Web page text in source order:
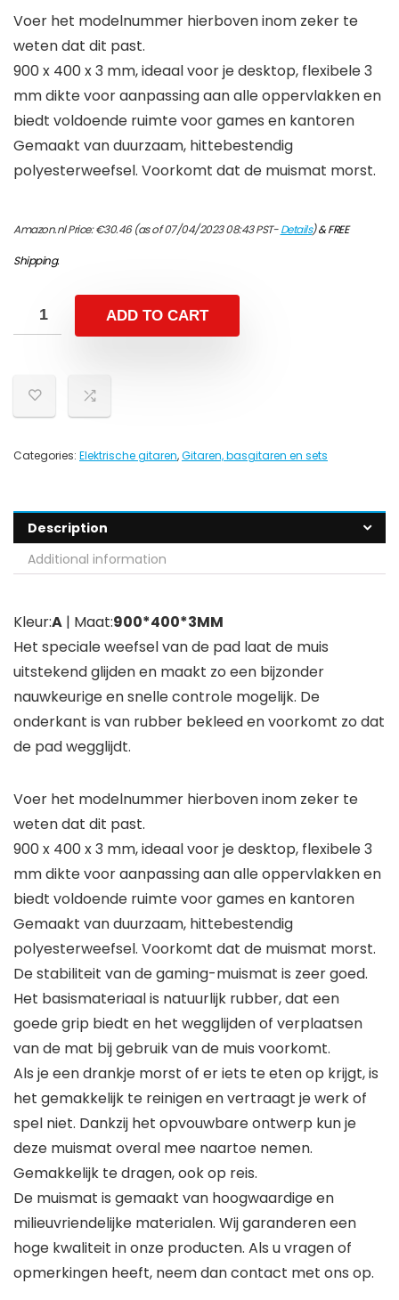
Voer het modelnummer hierboven inom zeker te
weten dat dit past.
900 x 400 x 3 mm, ideaal voor je desktop, flexibele 3
mm dikte voor aanpassing aan alle oppervlakken en
biedt voldoende ruimte voor games en kantoren
Gemaakt van duurzaam, hittebestendig
polyesterweefsel. Voorkomt dat de muismat morst.
Amazon.nl Price:€30.46(as of 07/04/2023 08:43 PST-Details)&FREE
Shipping.
ADD TO CART
Categories: Elektrische gitaren,Gitaren, basgitaren en sets
Description
Additional information
Kleur:A | Maat:900*400*3MM
Het speciale weefsel van de pad laat de muis
uitstekend glijden en maakt zo een bijzonder
nauwkeurige en snelle controle mogelijk. De
onderkant is van rubber bekleed en voorkomt zo dat
de pad wegglijdt.
Voer het modelnummer hierboven inom zeker te
weten dat dit past.
900 x 400 x 3 mm, ideaal voor je desktop, flexibele 3
mm dikte voor aanpassing aan alle oppervlakken en
biedt voldoende ruimte voor games en kantoren
Gemaakt van duurzaam, hittebestendig
polyesterweefsel. Voorkomt dat de muismat morst.
De stabiliteit van de gaming-muismat is zeer goed.
Het basismateriaal is natuurlijk rubber, dat een
goede grip biedt en het wegglijden of verplaatsen
van de mat bij gebruik van de muis voorkomt.
Als je een drankje morst of er iets te eten op krijgt, is
het gemakkelijk te reinigen en vertraagt je werk of
spel niet. Dankzij het opvouwbare ontwerp kun je
deze muismat overal mee naartoe nemen.
Gemakkelijk te dragen, ook op reis.
De muismat is gemaakt van hoogwaardige en
milieuvriendelijke materialen. Wij garanderen een
hoge kwaliteit in onze producten. Als u vragen of
opmerkingen heeft, neem dan contact met ons op.